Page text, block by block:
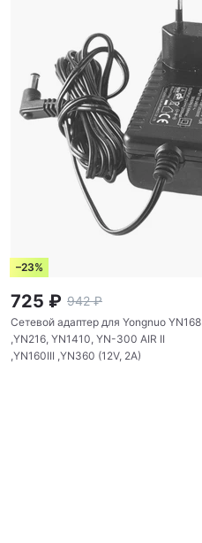
–23%
725 ₽ 942 ₽
Сетевой адаптер для Yongnuo YN168
,YN216, YN1410, YN-300 AIR II
,YN160III ,YN360 (12V, 2A)